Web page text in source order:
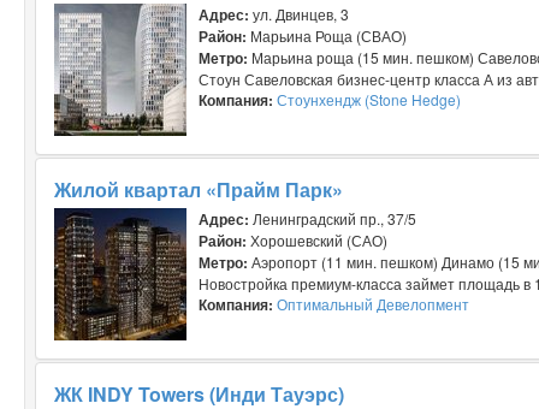
Адрес: ул. Двинцев, 3
Район: Марьина Роща (СВАО)
Метро: Марьина роща (15 мин. пешком)
Стоун Савеловская бизнес-центр класса А из
Компания: Стоунхендж (Stone Hedge)
Жилой квартал «Прайм Парк»
Адрес: Ленинградский пр., 37/5
Район: Хорошевский (САО)
Метро: Аэропорт (11 мин. пешком) Динамо (15
Новостройка премиум-класса займет площадь в
Компания: Оптимальный Девелопмент
ЖК INDY Towers (Инди Тауэрс)